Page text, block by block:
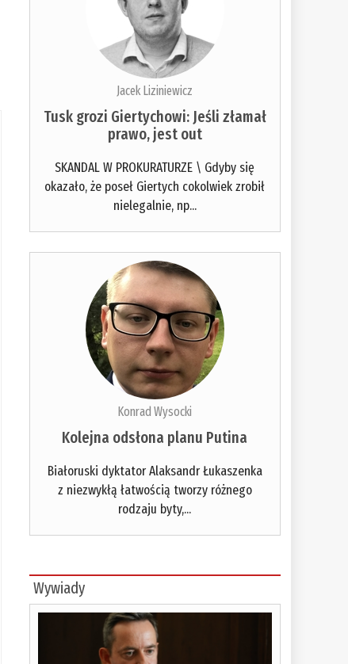
Jacek Liziniewicz
Tusk grozi Giertychowi: Jeśli złamał
prawo, jest out
SKANDAL W PROKURATURZE \ Gdyby się
okazało, że poseł Giertych cokolwiek zrobił
nielegalnie, np...
Konrad Wysocki
Kolejna odsłona planu Putina
Białoruski dyktator Alaksandr Łukaszenka
z niezwykłą łatwością tworzy różnego
rodzaju byty,...
Wywiady